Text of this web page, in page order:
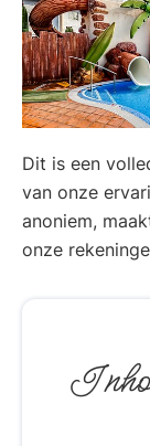
Dit is een
van onze
anoniem,
onze